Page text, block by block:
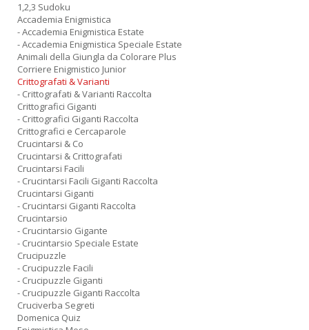
1,2,3 Sudoku
Accademia Enigmistica
- Accademia Enigmistica Estate
- Accademia Enigmistica Speciale Estate
Animali della Giungla da Colorare Plus
Corriere Enigmistico Junior
Crittografati & Varianti
- Crittografati & Varianti Raccolta
Crittografici Giganti
- Crittografici Giganti Raccolta
Crittografici e Cercaparole
Crucintarsi & Co
Crucintarsi & Crittografati
Crucintarsi Facili
- Crucintarsi Facili Giganti Raccolta
Crucintarsi Giganti
- Crucintarsi Giganti Raccolta
Crucintarsio
- Crucintarsio Gigante
- Crucintarsio Speciale Estate
Crucipuzzle
- Crucipuzzle Facili
- Crucipuzzle Giganti
- Crucipuzzle Giganti Raccolta
Cruciverba Segreti
Domenica Quiz